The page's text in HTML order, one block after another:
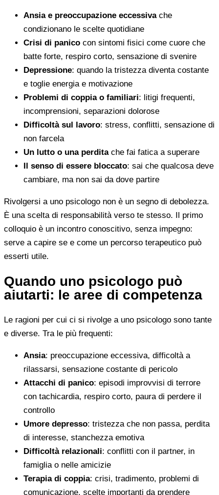
Ansia e preoccupazione eccessivache
condizionano le scelte quotidiane
Crisi di panico con sintomi fisici come cuore che
batte forte, respiro corto, sensazione di svenire
Depressione: quando la tristezza diventa costante
e toglie energia e motivazione
Problemi di coppia o familiari: litigi frequenti,
incomprensioni, separazioni dolorose
Difficoltà sul lavoro: stress, conflitti, sensazione di
non farcela
Un lutto o una perditache fai fatica a superare
Il senso di essere bloccato: sai che qualcosa deve
cambiare, ma non sai da dove partire
Rivolgersi a uno psicologo non è un segno di debolezza.
È una scelta di responsabilità verso te stesso. Il primo
colloquio è un incontro conoscitivo, senza impegno:
serve a capire se e come un percorso terapeutico può
esserti utile.
Quando uno psicologo può
aiutarti: le aree di competenza
Le ragioni per cui ci si rivolge a uno psicologo sono tante
e diverse. Tra le più frequenti:
Ansia: preoccupazione eccessiva, difficoltà a
rilassarsi, sensazione costante di pericolo
Attacchi di panico: episodi improvvisi di terrore
con tachicardia, respiro corto, paura di perdere il
controllo
Umore depresso: tristezza che non passa, perdita
di interesse, stanchezza emotiva
Difficoltà relazionali: conflitti con il partner, in
famiglia o nelle amicizie
Terapia di coppia: crisi, tradimento, problemi di
comunicazione, scelte importanti da prendere